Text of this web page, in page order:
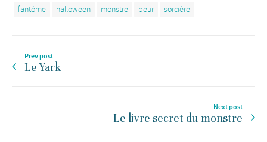
fantôme halloween monstre peur sorcière
Prev post
Le Yark
Next post
Le livre secret du monstre